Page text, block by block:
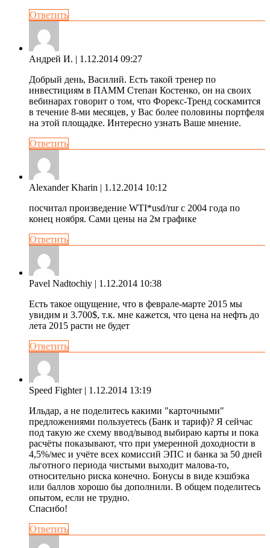
Ответить
Андрей И. | 1.12.2014 09:27
Добрый день, Василий. Есть такой тренер по
инвестициям в ПАММ Степан Костенко, он на своих
вебинарах говорит о том, что Форекс-Тренд соскамится
в течение 8-ми месяцев, у Вас более половины портфеля
на этой площадке. Интересно узнать Ваше мнение.
Ответить
Alexander Kharin | 1.12.2014 10:12
посчитал произведение WTI*usd/rur с 2004 года по
конец ноября. Сами цены на 2м графике
Ответить
Pavel Nadtochiy | 1.12.2014 10:38
Есть такое ощущение, что в феврале-марте 2015 мы
увидим и 3.700$, т.к. мне кажется, что цена на нефть до
лета 2015 расти не будет
Ответить
Speed Fighter | 1.12.2014 13:19
Ильдар, а не поделитесь какими "карточными"
предложениями пользуетесь (Банк и тариф)? Я сейчас
под такую же схему ввод/вывод выбираю карты и пока
расчёты показывают, что при умеренной доходности в
4,5%/мес и учёте всех комиссий ЭПС и банка за 50 дней
льготного периода чистыми выходит малова-то,
относительно риска конечно. Бонусы в виде кэшбэка
или баллов хорошо бы дополнили. В общем поделитесь
опытом, если не трудно.
Спасибо!
Ответить